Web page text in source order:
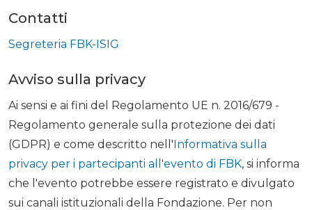
Contatti
Segreteria FBK-ISIG
Avviso sulla privacy
Ai sensi e ai fini del Regolamento UE n. 2016/679 -
Regolamento generale sulla protezione dei dati
(GDPR) e come descritto nell'Informativa sulla
privacy per i partecipanti all'evento di FBK, si informa
che l'evento potrebbe essere registrato e divulgato
sui canali istituzionali della Fondazione. Per non